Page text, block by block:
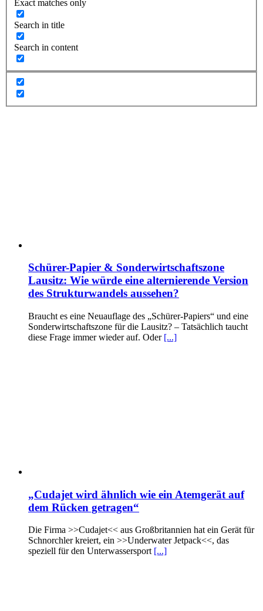
Exact matches only
Search in title
Search in content
Schürer-Papier & Sonderwirtschaftszone
Lausitz: Wie würde eine alternierende Version
des Strukturwandels aussehen?
Braucht es eine Neuauflage des „Schürer-Papiers“ und eine
Sonderwirtschaftszone für die Lausitz? – Tatsächlich taucht
diese Frage immer wieder auf. Oder [...]
„Cudajet wird ähnlich wie ein Atemgerät auf
dem Rücken getragen“
Die Firma >>Cudajet<< aus Großbritannien hat ein Gerät für
Schnorchler kreiert, ein >>Underwater Jetpack<<, das
speziell für den Unterwassersport [...]